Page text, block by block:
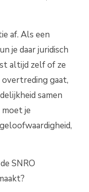
af. Als een
je daar juridisch
altijd zelf of ze
gaat,
samen
moet je
SNRO